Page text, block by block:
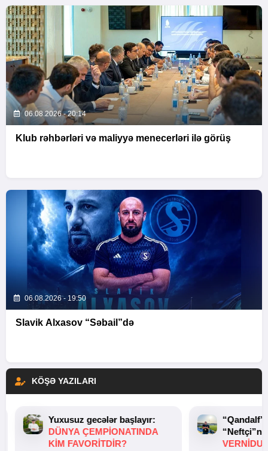
06.08.2026 - 20:14
Klub rəhbərləri və maliyyə menecerləri ilə görüş
06.08.2026 - 19:50
Slavik Alxasov “Səbail”də
KÖŞƏ YAZILARI
Yuxusuz gecələr başlayır:
DÜNYA ÇEMPIONATINDA
KIM FAVORITDIR?